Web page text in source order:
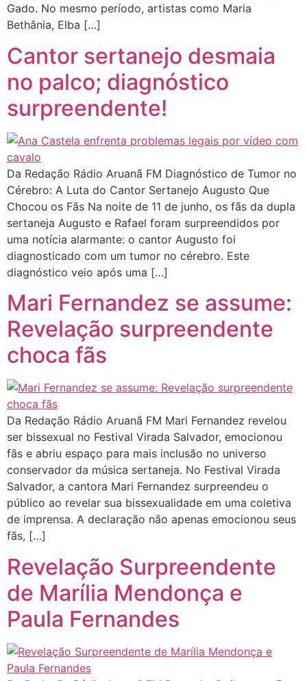
Gado. No mesmo período, artistas como Maria
Bethânia, Elba […]
Cantor sertanejo desmaia
no palco; diagnóstico
surpreendente!
Da Redação Rádio Aruanã FM Diagnóstico de Tumor no
Cérebro: A Luta do Cantor Sertanejo Augusto Que
Chocou os Fãs Na noite de 11 de junho, os fãs da dupla
sertaneja Augusto e Rafael foram surpreendidos por
uma notícia alarmante: o cantor Augusto foi
diagnosticado com um tumor no cérebro. Este
diagnóstico veio após uma […]
Mari Fernandez se assume:
Revelação surpreendente
choca fãs
Da Redação Rádio Aruanã FM Mari Fernandez revelou
ser bissexual no Festival Virada Salvador, emocionou
fãs e abriu espaço para mais inclusão no universo
conservador da música sertaneja. No Festival Virada
Salvador, a cantora Mari Fernandez surpreendeu o
público ao revelar sua bissexualidade em uma coletiva
de imprensa. A declaração não apenas emocionou seus
fãs, […]
Revelação Surpreendente
de Marília Mendonça e
Paula Fernandes